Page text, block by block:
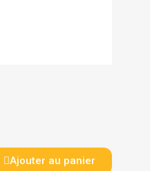
Ajouter au panier